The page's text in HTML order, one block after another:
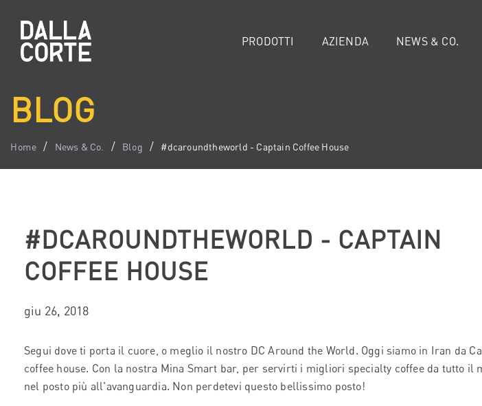
PRODOTTI AZIENDA NEWS & CO.
BLOG
Home News & Co. Blog #dcaroundtheworld - Captain Coffee House
#DCAROUNDTHEWORLD - CAPTAIN
COFFEE HOUSE
giu 26, 2018
Segui dove ti porta il cuore, o meglio il nostro DC Around the World. Oggi siamo in Iran da
coffee house. Con la nostra Mina Smart bar, per servirti i migliori specialty coffee da tutto il
nel posto più all'avanguardia. Non perdetevi questo bellissimo posto!